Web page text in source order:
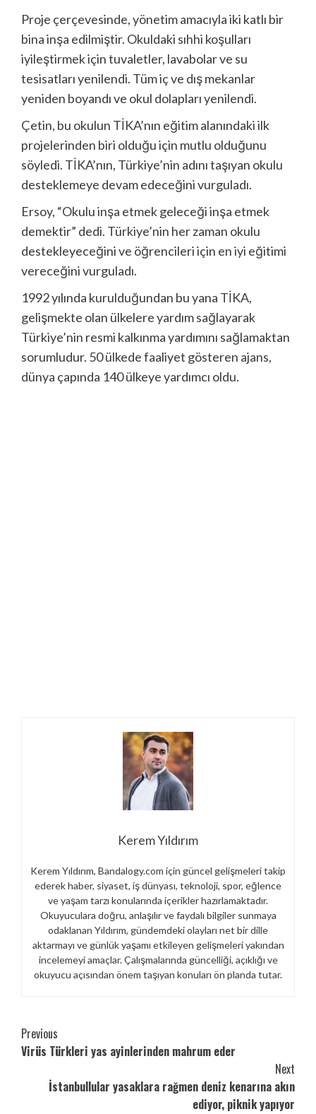
Proje çerçevesinde, yönetim amacıyla iki katlı bir
bina inşa edilmiştir. Okuldaki sıhhi koşulları
iyileştirmek için tuvaletler, lavabolar ve su
tesisatları yenilendi. Tüm iç ve dış mekanlar
yeniden boyandı ve okul dolapları yenilendi.
Çetin, bu okulun TİKA’nın eğitim alanındaki ilk
projelerinden biri olduğu için mutlu olduğunu
söyledi. TİKA’nın, Türkiye’nin adını taşıyan okulu
desteklemeye devam edeceğini vurguladı.
Ersoy, “Okulu inşa etmek geleceği inşa etmek
demektir” dedi. Türkiye’nin her zaman okulu
destekleyeceğini ve öğrencileri için en iyi eğitimi
vereceğini vurguladı.
1992 yılında kurulduğundan bu yana TİKA,
gelişmekte olan ülkelere yardım sağlayarak
Türkiye’nin resmi kalkınma yardımını sağlamaktan
sorumludur. 50 ülkede faaliyet gösteren ajans,
dünya çapında 140 ülkeye yardımcı oldu.
Kerem Yıldırım
Kerem Yıldırım, Bandalogy.com için güncel gelişmeleri takip
ederek haber, siyaset, iş dünyası, teknoloji, spor, eğlence
ve yaşam tarzı konularında içerikler hazırlamaktadır.
Okuyuculara doğru, anlaşılır ve faydalı bilgiler sunmaya
odaklanan Yıldırım, gündemdeki olayları net bir dille
aktarmayı ve günlük yaşamı etkileyen gelişmeleri yakından
incelemeyi amaçlar. Çalışmalarında güncelliği, açıklığı ve
okuyucu açısından önem taşıyan konuları ön planda tutar.
Continue
Reading
Previous
Virüs Türkleri yas ayinlerinden mahrum eder
Next
İstanbullular yasaklara rağmen deniz kenarına akın
ediyor, piknik yapıyor